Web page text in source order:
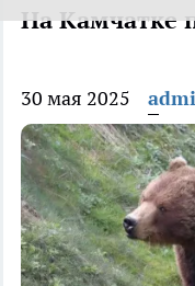
На Камчатке
30 мая 2025